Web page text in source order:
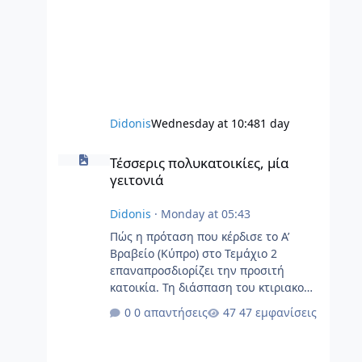
DidonisWednesday at 10:481 day
Τέσσερις πολυκατοικίες, μία
γειτονιά
Didonis · Monday at 05:43
Πώς η πρόταση που κέρδισε το Α’
Βραβείο (Κύπρο) στο Τεμάχιο 2
επαναπροσδιορίζει την προσιτή
κατοικία. Τη διάσπαση του κτιριακού
όγκου, τη δημιουργία ποιοτικών
κοινόχρηστων χώρων και τον
0 απαντήσεις 47 εμφανίσεις